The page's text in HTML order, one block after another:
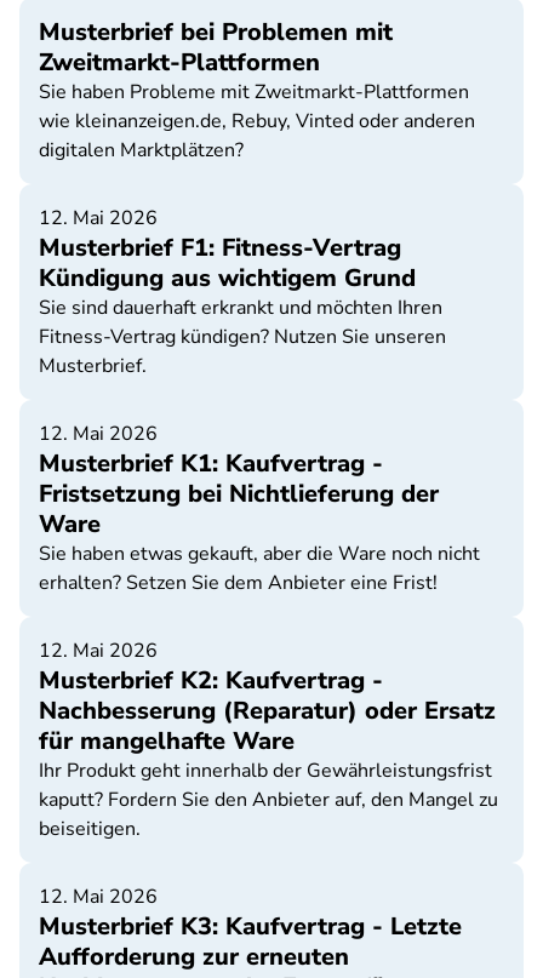
Musterbrief bei Problemen mit
Zweitmarkt-Plattformen
Sie haben Probleme mit Zweitmarkt-Plattformen
wie kleinanzeigen.de, Rebuy, Vinted oder anderen
digitalen Marktplätzen?
12. Mai 2026
Musterbrief F1: Fitness-Vertrag
Kündigung aus wichtigem Grund
Sie sind dauerhaft erkrankt und möchten Ihren
Fitness-Vertrag kündigen? Nutzen Sie unseren
Musterbrief.
12. Mai 2026
Musterbrief K1: Kaufvertrag -
Fristsetzung bei Nichtlieferung der
Ware
Sie haben etwas gekauft, aber die Ware noch nicht
erhalten? Setzen Sie dem Anbieter eine Frist!
12. Mai 2026
Musterbrief K2: Kaufvertrag -
Nachbesserung (Reparatur) oder Ersatz
für mangelhafte Ware
Ihr Produkt geht innerhalb der Gewährleistungsfrist
kaputt? Fordern Sie den Anbieter auf, den Mangel zu
beiseitigen.
12. Mai 2026
Musterbrief K3: Kaufvertrag - Letzte
Aufforderung zur erneuten